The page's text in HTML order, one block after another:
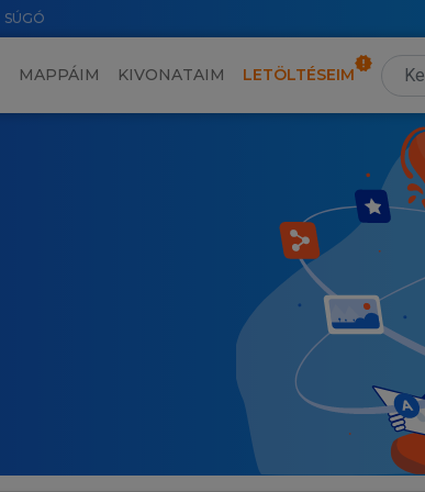
SÚGÓ
MAPPÁIM KIVONATAIM LETÖLTÉSEIM